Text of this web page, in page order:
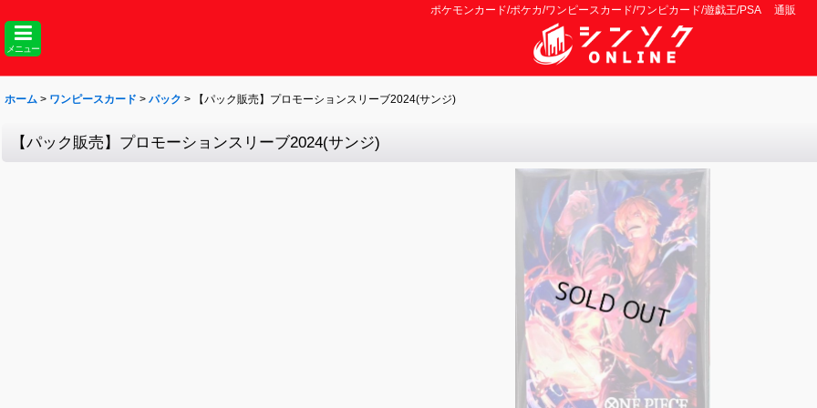
ポケモンカード/ポケカ/ワンピースカード/ワンピカード/遊戯王/PSA 通販
メニュー
ホーム > ワンピースカード > パック > 【パック販売】プロモーションスリーブ2024(サンジ)
【パック販売】プロモーションスリーブ2024(サンジ)